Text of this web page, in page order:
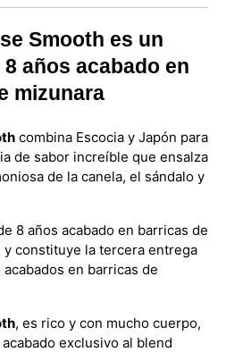
Smooth es un
años acabado en
mizunara
combina Escocia y Japón para
de sabor increíble que ensalza
de la canela, el sándalo y
8 años acabado en barricas de
constituye la tercera entrega
en barricas de
, es rico y con mucho cuerpo,
exclusivo al blend